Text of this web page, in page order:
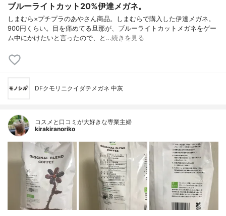
ブルーライトカット20%伊達メガネ。
しまむら×プチプラのあやさん商品。しまむらで購入した伊達メガネ。
900円くらい。目を痛めてる旦那が、ブルーライトカットメガネをゲー
ム中にかけたいと言ったので、と…続きを見る
DFクモリニクイダテメガネ 中灰
コスメと口コミが大好きな専業主婦
kirakiranoriko